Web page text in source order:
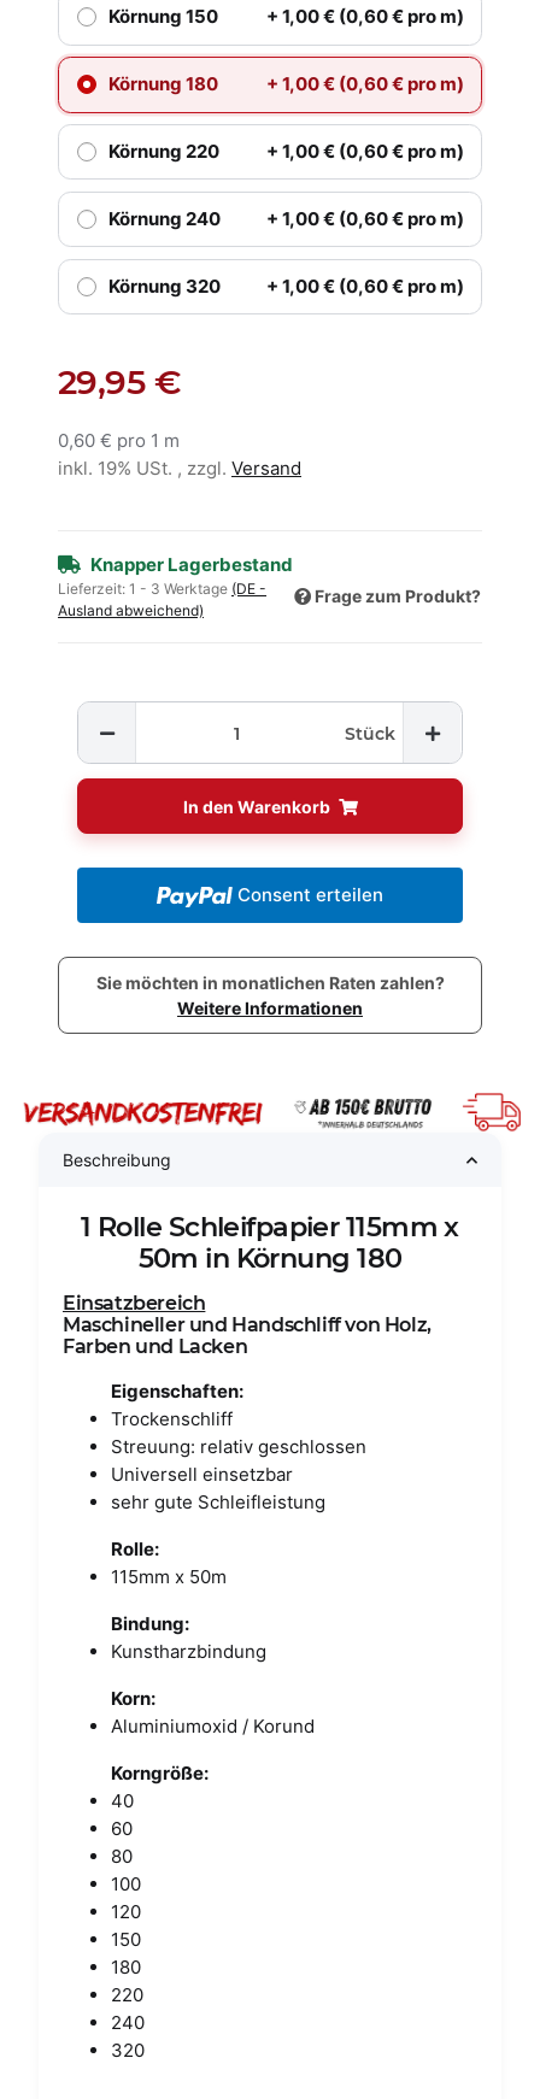
Körnung 150 + 1,00 € (0,60 € pro m)
Körnung 180 + 1,00 € (0,60 € pro m)
Körnung 220 + 1,00 € (0,60 € pro m)
Körnung 240 + 1,00 € (0,60 € pro m)
Körnung 320 + 1,00 € (0,60 € pro m)
29,95 €
0,60 € pro 1 m
inkl. 19% USt. , zzgl. Versand
Knapper Lagerbestand
Lieferzeit: 1 - 3 Werktage (DE -
Ausland abweichend)
Frage zum Produkt?
Stück
In den Warenkorb
Consent erteilen
Sie möchten in monatlichen Raten zahlen?
Weitere Informationen
Beschreibung
1 Rolle Schleifpapier 115mm x
50m in Körnung 180
Einsatzbereich
Maschineller und Handschliff von Holz,
Farben und Lacken
Eigenschaften:
Trockenschliff
Streuung: relativ geschlossen
Universell einsetzbar
sehr gute Schleifleistung
Rolle:
115mm x 50m
Bindung:
Kunstharzbindung
Korn:
Aluminiumoxid / Korund
Korngröße:
40
60
80
100
120
150
180
220
240
320